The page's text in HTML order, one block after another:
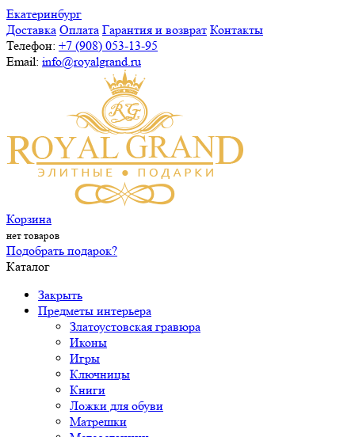
Екатеринбург
Доставка Оплата Гарантия и возврат Контакты
Телефон: +7 (908) 053-13-95
Email: info@royalgrand.ru
Корзина
нет товаров
Подобрать подарок?
Каталог
Закрыть
Предметы интерьера
Златоустовская гравюра
Иконы
Игры
Ключницы
Книги
Ложки для обуви
Матрешки